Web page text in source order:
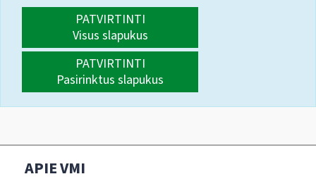
PATVIRTINTI
Visus slapukus
PATVIRTINTI
Pasirinktus slapukus
APIE VMI